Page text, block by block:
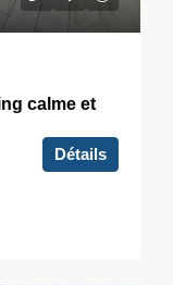
calme et
Détails